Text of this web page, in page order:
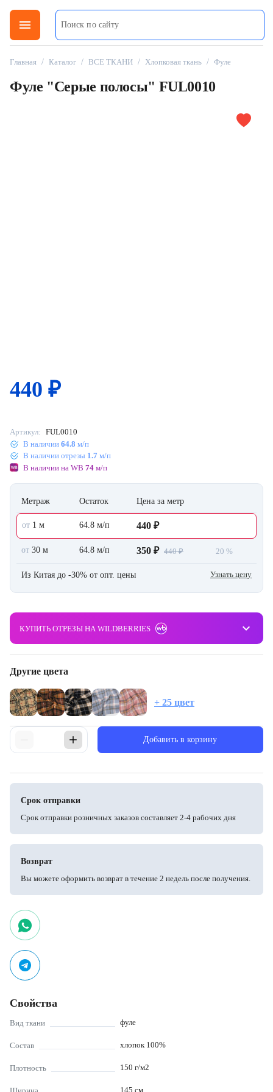
menu
Главная / Каталог / ВСЕ ТКАНИ / Хлопковая ткань / Фуле
Фуле "Серые полосы" FUL0010
440 ₽
Артикул: FUL0010
В наличии 64.8 м/п
В наличии отрезы 1.7 м/п
В наличии на WB 74 м/п
Метраж Остаток Цена за метр
от 1 м 64.8 м/п 440 ₽
от 30 м 64.8 м/п 350 ₽ 440 ₽ 20 %
Из Китая до -30% от опт. цены Узнать цену
КУПИТЬ ОТРЕЗЫ НА WILDBERRIES keyboard_arrow_down
Другие цвета
+ 25 цвет
Добавить в корзину
Срок отправки
Срок отправки розничных заказов составляет 2-4 рабочих дня
Возврат
Вы можете оформить возврат в течение 2 недель после получения.
Свойства
Вид ткани фуле
Состав хлопок 100%
Плотность 150 г/м2
145 см